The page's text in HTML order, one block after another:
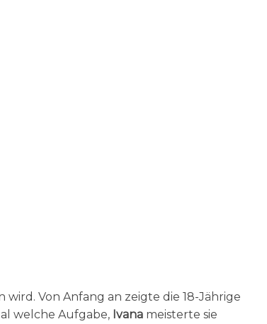
wird. Von Anfang an zeigte die 18-Jährige
welche Aufgabe, Ivana meisterte sie